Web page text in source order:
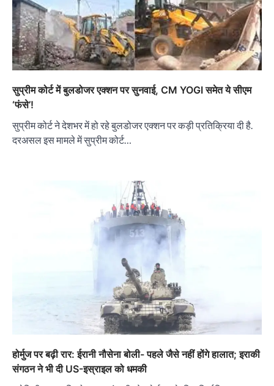
सुप्रीम कोर्ट में बुलडोजर एक्शन पर सुनवाई, CM YOGI समेत ये सीएम
‘फंसे’!
सुप्रीम कोर्ट ने देशभर में हो रहे बुलडोजर एक्शन पर कड़ी प्रतिक्रिया दी है.
दरअसल इस मामले में सुप्रीम कोर्ट…
होर्मुज पर बढ़ी रार: ईरानी नौसेना बोली- पहले जैसे नहीं होंगे हालात; इराकी
संगठन ने भी दी US-इस्राइल को धमकी